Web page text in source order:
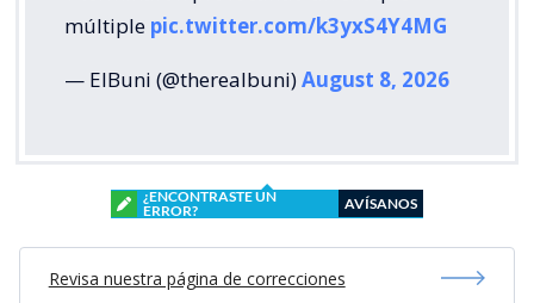
múltiple pic.twitter.com/k3yxS4Y4MG
— ElBuni (@therealbuni)August 8, 2026
¿ENCONTRASTE UN
ERROR?
AVÍSANOS
Revisa nuestra página de correcciones